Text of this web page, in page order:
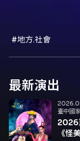
#地方.社會
最新演出
臺中國
2026
《怪